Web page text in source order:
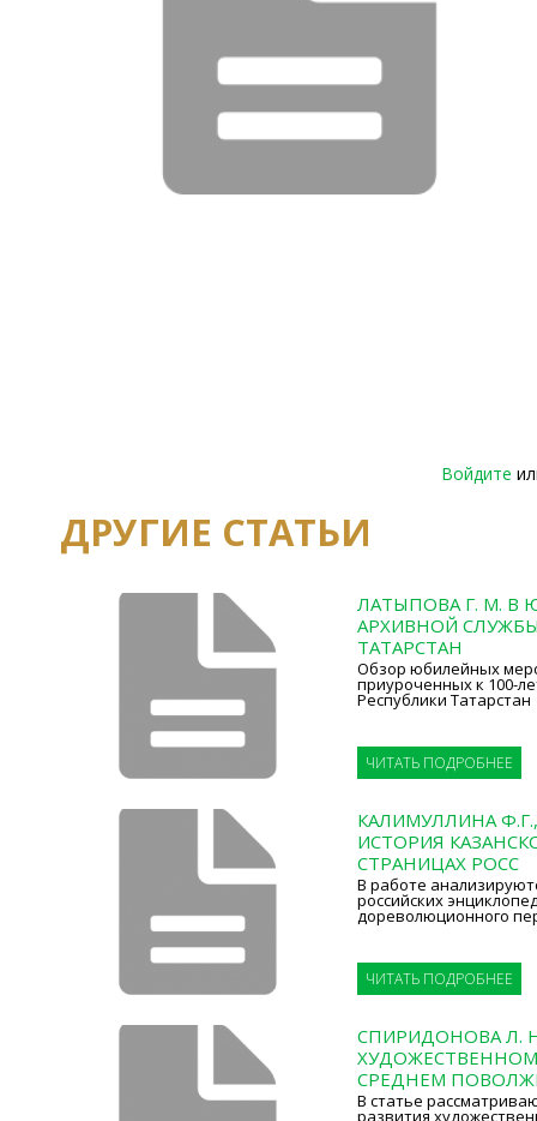
Войдите
ДРУГИЕ СТАТЬИ
ЛАТЫПОВА Г. М. В
АРХИВНОЙ
ТАТАРСТАН
Обзор юбилейных
приуроченных к 100-
Республики Татарстан
ЧИТАТЬ ПОДРОБНЕЕ
КАЛИМУЛЛИНА
ИСТОРИЯ
СТРАНИЦАХ РОСС
В работе
российских
дореволюционного
ЧИТАТЬ ПОДРОБНЕЕ
СПИРИДОНОВА Л.
ХУДОЖЕСТВЕННОМ
СРЕДНЕМ
В статье
развития